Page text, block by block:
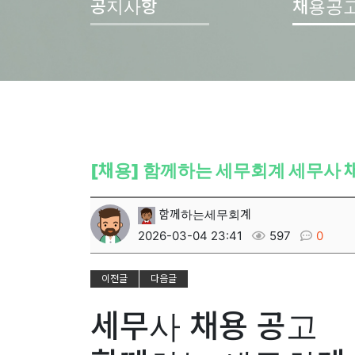
공지사항 채용공
[채용] 함께하는 세무회계 세무사
함께하는세무회계
2026-03-04 23:41
597 0
이전글 다음글
세무사 채용 공고